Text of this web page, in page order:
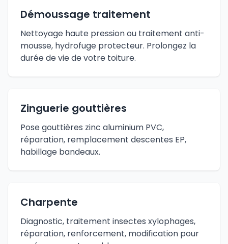
Démoussage traitement
Nettoyage haute pression ou traitement anti-
mousse, hydrofuge protecteur. Prolongez la
durée de vie de votre toiture.
Zinguerie gouttières
Pose gouttières zinc aluminium PVC,
réparation, remplacement descentes EP,
habillage bandeaux.
Charpente
Diagnostic, traitement insectes xylophages,
réparation, renforcement, modification pour